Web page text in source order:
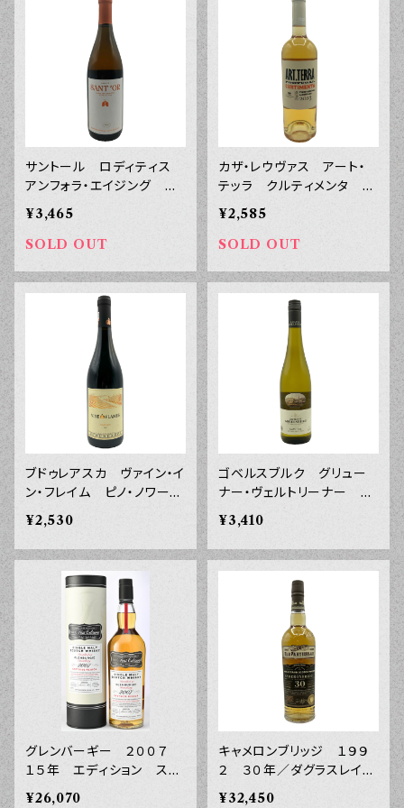
サントール ロディティス
アンフォラ・エイジング ス
キン・コンタクト アハイ
ア ２０２３年 ７５０ｍｌ
¥3,465
SOLD OUT
カザ・レウヴァス アート・
テッラ クルティメンタ ア
レンテジャーノ ２０２３
年 ７５０ｍｌ
¥2,585
SOLD OUT
ブドゥレアスカ ヴァイン・イ
ン・フレイム ピノ・ノワー
ル ルーマニア ２０２３
年 ７５０ｍｌ
¥2,530
ゴベルスブルク グリュー
ナー・ヴェルトリーナー ２
０２３年 ７５０ｍｌ
¥3,410
グレンバーギー ２００７
１５年 エディション スピ
リッツ ファースト エディ
¥26,070
キャメロンブリッジ １９９
２ ３０年／ダグラスレイ
ン オールドパティキュラ
¥32,450